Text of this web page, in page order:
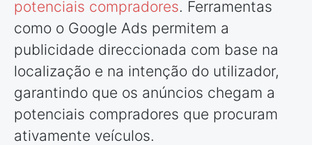
potenciais compradores. Ferramentas
como o Google Ads permitem a
publicidade direccionada com base na
localização e na intenção do utilizador,
garantindo que os anúncios chegam a
potenciais compradores que procuram
ativamente veículos.